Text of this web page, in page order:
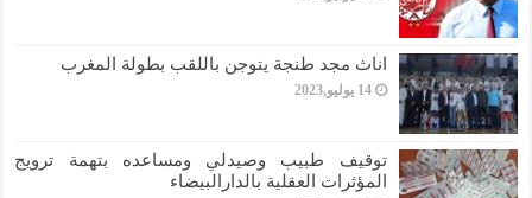
اناث مجد طنجة يتوجن باللقب بطولة المغرب
14 يوليو,2023
توقيف طبيب وصيدلي ومساعده بتهمة ترويج
المؤثرات العقلية بالدارالبيضاء